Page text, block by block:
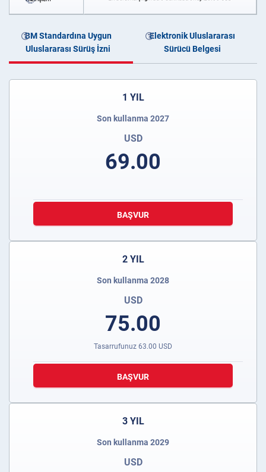
BM Standardına Uygun
Uluslararası Sürüş İzni
Elektronik Uluslararası
Sürücü Belgesi
1 YIL
Son kullanma 2027
USD
69.00
BAŞVUR
2 YIL
Son kullanma 2028
USD
75.00
Tasarrufunuz 63.00 USD
BAŞVUR
3 YIL
Son kullanma 2029
USD